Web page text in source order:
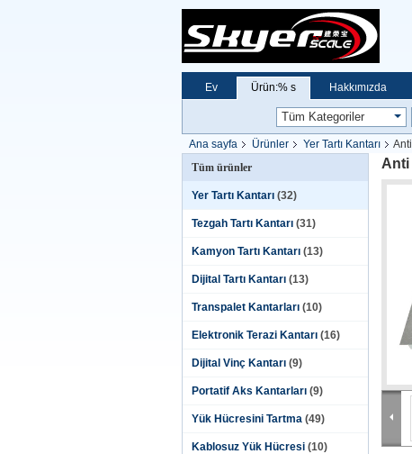
Ev Ürün:% s Hakkımızda
Ana sayfa Ürünler Yer Tartı Kantarı
Tüm ürünler
Yer Tartı Kantarı (32)
Tezgah Tartı Kantarı (31)
Kamyon Tartı Kantarı (13)
Dijital Tartı Kantarı (13)
Transpalet Kantarları (10)
Elektronik Terazi Kantarı (16)
Dijital Vinç Kantarı (9)
Portatif Aks Kantarları (9)
Yük Hücresini Tartma (49)
Kablosuz Yük Hücresi (10)
Anti